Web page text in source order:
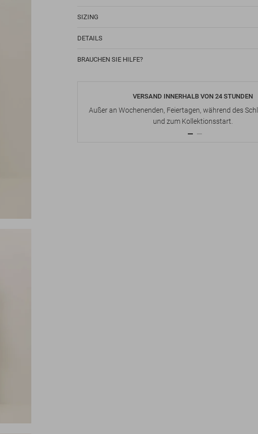
SIZING
DETAILS
BRAUCHEN SIE HILFE?
VERSAND INNERHALB VON 24 STUNDEN
Außer an Wochenenden, Feiertagen, während des
und zum Kollektionsstart.